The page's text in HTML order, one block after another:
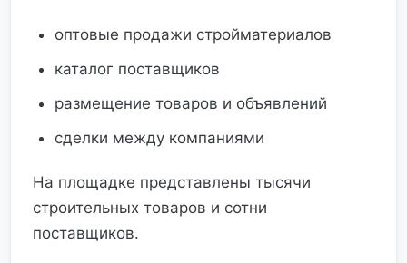
оптовые продажи стройматериалов
каталог поставщиков
размещение товаров и объявлений
сделки между компаниями
На площадке представлены тысячи
строительных товаров и сотни
поставщиков.